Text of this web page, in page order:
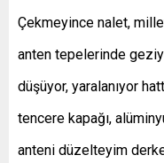
Çekmeyince nalet,
anten tepelerinde
düşüyor, yaralanıyor
tencere kapağı,
anteni düzelteyim